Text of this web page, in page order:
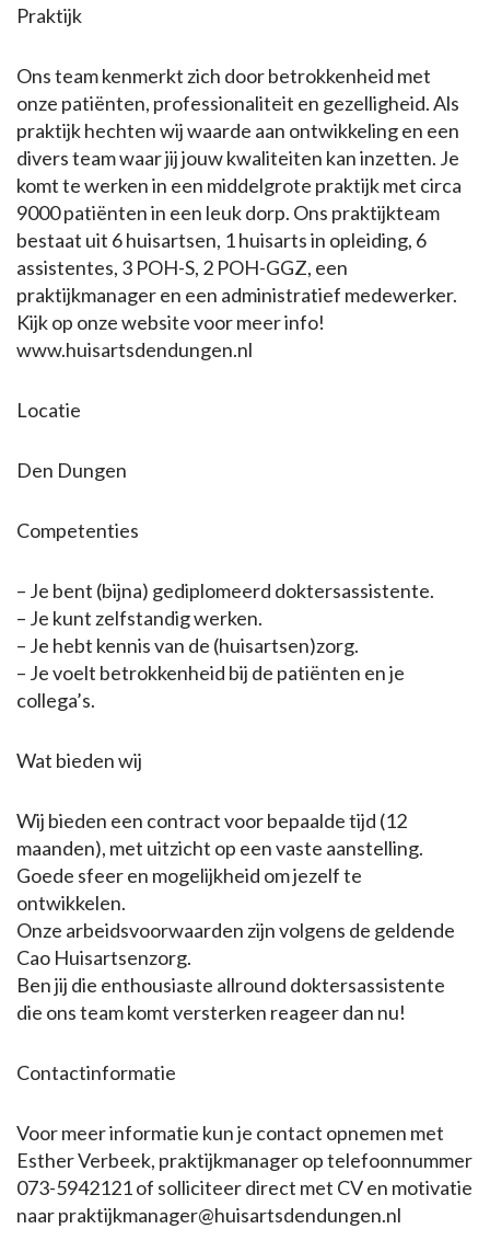
Praktijk
Ons team kenmerkt zich door betrokkenheid met
onze patiënten, professionaliteit en gezelligheid. Als
praktijk hechten wij waarde aan ontwikkeling en een
divers team waar jij jouw kwaliteiten kan inzetten. Je
komt te werken in een middelgrote praktijk met circa
9000 patiënten in een leuk dorp. Ons praktijkteam
bestaat uit 6 huisartsen, 1 huisarts in opleiding, 6
assistentes, 3 POH-S, 2 POH-GGZ, een
praktijkmanager en een administratief medewerker.
Kijk op onze website voor meer info!
www.huisartsdendungen.nl
Locatie
Den Dungen
Competenties
– Je bent (bijna) gediplomeerd doktersassistente.
– Je kunt zelfstandig werken.
– Je hebt kennis van de (huisartsen)zorg.
– Je voelt betrokkenheid bij de patiënten en je
collega’s.
Wat bieden wij
Wij bieden een contract voor bepaalde tijd (12
maanden), met uitzicht op een vaste aanstelling.
Goede sfeer en mogelijkheid om jezelf te
ontwikkelen.
Onze arbeidsvoorwaarden zijn volgens de geldende
Cao Huisartsenzorg.
Ben jij die enthousiaste allround doktersassistente
die ons team komt versterken reageer dan nu!
Contactinformatie
Voor meer informatie kun je contact opnemen met
Esther Verbeek, praktijkmanager op telefoonnummer
073-5942121 of solliciteer direct met CV en motivatie
naar praktijkmanager@huisartsdendungen.nl